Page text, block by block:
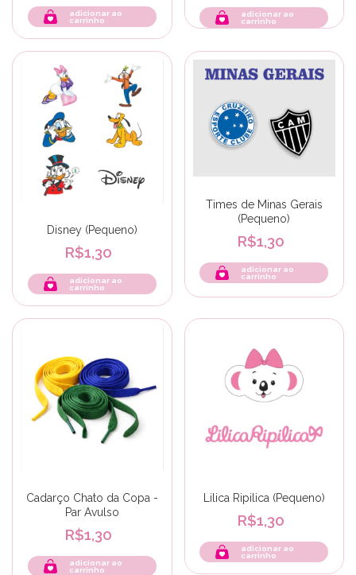
adicionar ao
carrinho
Disney (Pequeno)
R$1,30
adicionar ao
carrinho
Times de Minas Gerais
(Pequeno)
R$1,30
adicionar ao
carrinho
Cadarço Chato da Copa -
Par Avulso
R$1,30
adicionar ao
carrinho
Lilica Ripilica (Pequeno)
R$1,30
adicionar ao
carrinho